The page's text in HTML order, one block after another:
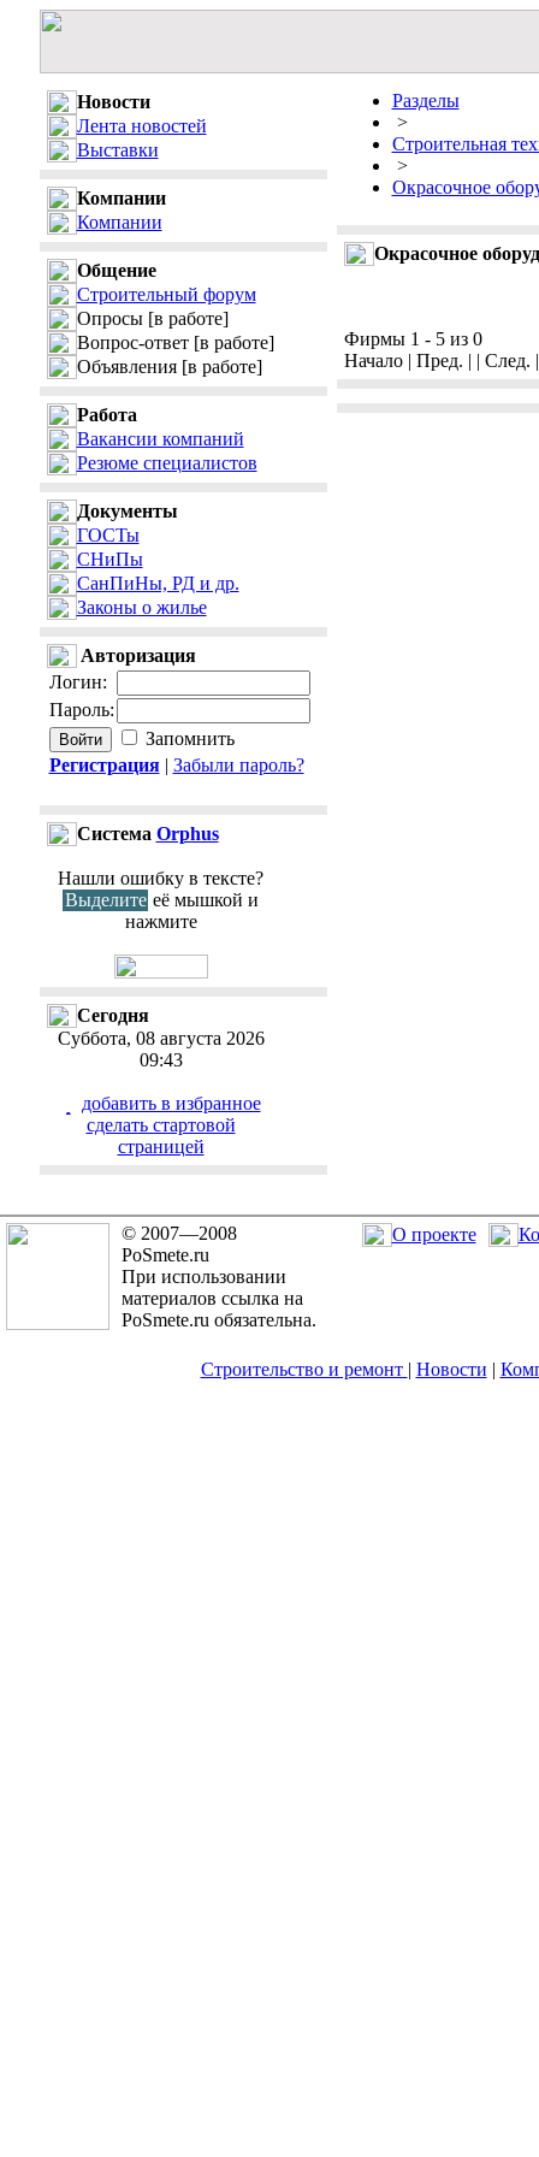
Новости
Лента новостей
Выставки
Компании
Компании
Общение
Строительный форум
Опросы [в работе]
Вопрос-ответ [в работе]
Объявления [в работе]
Работа
Вакансии компаний
Резюме специалистов
Документы
ГОСТы
СНиПы
СанПиНы, РД и др.
Законы о жилье
Авторизация
Логин:
Пароль:
Запомнить
Регистрация| Забыли пароль?
Cистема Orphus
Нашли ошибку в тексте?
Выделите её мышкой и
нажмите
Сегодня
Суббота, 08 августа 2026
09:43
добавить в избранное
cделать стартовой
страницей
Разделы
>
Строительная
>
Окрасочное
Окрасочное
Фирмы 1 - 5 из 0
Начало | Пред. | | След.
© 2007—2008
PoSmete.ru
При использовании
материалов ссылка на
PoSmete.ru обязательна.
О проекте
Строительство и ремонт | Новости |